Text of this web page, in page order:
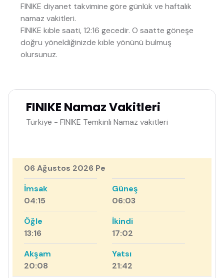
FINIKE diyanet takvimine göre günlük ve haftalık
namaz vakitleri.
FINIKE kıble saati, 12:16 gecedir. O saatte göneşe
doğru yöneldiğinizde kıble yönünü bulmuş
olursunuz.
FINIKE Namaz Vakitleri
Türkiye - FINIKE Temkinli Namaz vakitleri
06 Ağustos 2026 Pe
İmsak
04:15
Güneş
06:03
Öğle
13:16
İkindi
17:02
Akşam
20:08
Yatsı
21:42